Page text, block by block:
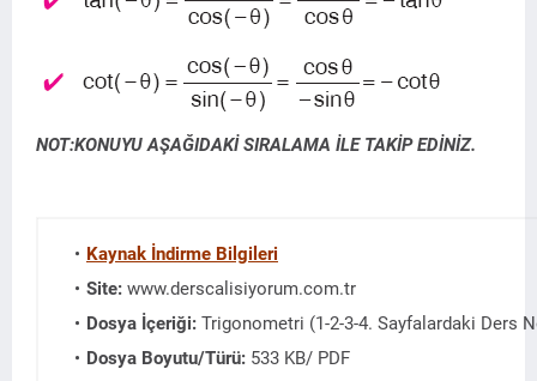
NOT:KONUYU AŞAĞIDAKİ SIRALAMA İLE TAKİP EDİNİZ.
Kaynak İndirme Bilgileri
Site: www.derscalisiyorum.com.tr
Dosya İçeriği: Trigonometri (1-2-3-4. Sayfalardaki Ders
Dosya Boyutu/Türü: 533 KB/ PDF